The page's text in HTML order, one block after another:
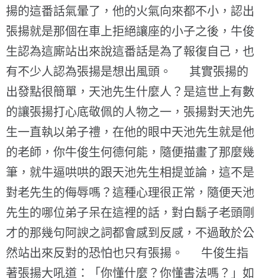
揚的這番話氣暈了，他的火氣向來都不小，認出
張揚就是那個在車上拒絕讓座的小子之後，牛俊
生認為這廝站出來說這番話是為了報復自己，也
有不少人認為張揚是想出風頭。 其實張揚的
出發點很簡單，天池先生什麼人？是這世上有數
的讓張揚打心底敬佩的人物之一，張揚對天池先
生一直執以弟子禮，在他的眼中天池先生就是他
的老師，你牛俊生何德何能，隨便描畫了那麼幾
筆，就牛逼哄哄的跟天池先生相提並論，這不是
對老先生的侮辱嗎？這種心理很正常，隨便天池
先生的哪位弟子呆在這裡的話，對白鬍子老頭剛
才的那幾句阿諛之詞都會感到反感，不過敢於公
然站出來反對的恐怕也只有張揚。 牛俊生指
著張揚大吼道：「你懂什麼？你懂書法嗎？」如